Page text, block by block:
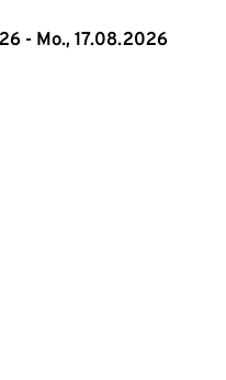
- Mo., 17.08.2026